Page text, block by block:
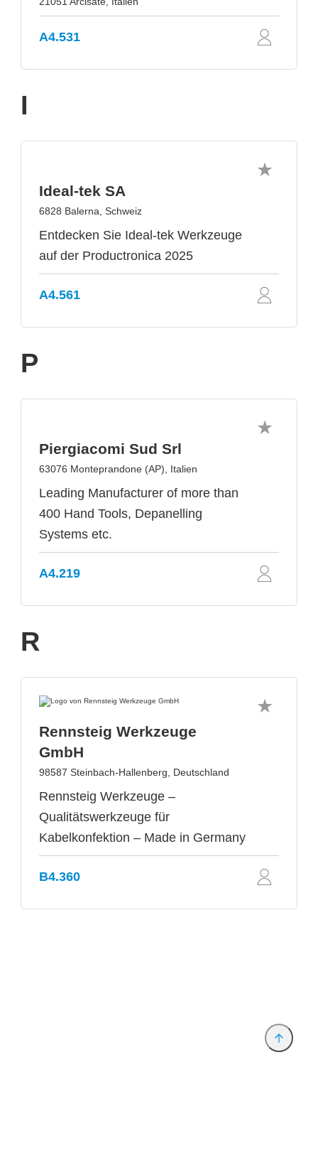
A4.531
I
Ideal-tek SA
6828 Balerna, Schweiz
Entdecken Sie Ideal-tek Werkzeuge
auf der Productronica 2025
A4.561
P
Piergiacomi Sud Srl
63076 Monteprandone (AP), Italien
Leading Manufacturer of more than
400 Hand Tools, Depanelling
Systems etc.
A4.219
R
Rennsteig Werkzeuge
GmbH
98587 Steinbach-Hallenberg, Deutschland
Rennsteig Werkzeuge –
Qualitätswerkzeuge für
Kabelkonfektion – Made in Germany
B4.360